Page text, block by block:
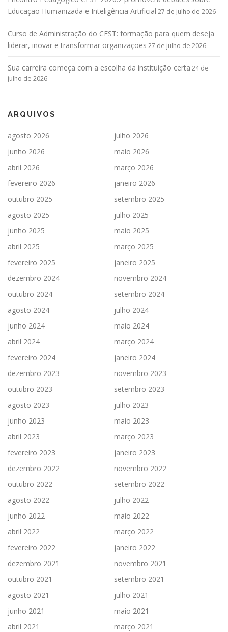
Educação Humanizada e Inteligência Artificial 27 de julho de 2026
Curso de Administração do CEST: formação para quem deseja
liderar, inovar e transformar organizações 27 de julho de 2026
Sua carreira começa com a escolha da instituição certa 24 de
julho de 2026
ARQUIVOS
agosto 2026
julho 2026
junho 2026
maio 2026
abril 2026
março 2026
fevereiro 2026
janeiro 2026
outubro 2025
setembro 2025
agosto 2025
julho 2025
junho 2025
maio 2025
abril 2025
março 2025
fevereiro 2025
janeiro 2025
dezembro 2024
novembro 2024
outubro 2024
setembro 2024
agosto 2024
julho 2024
junho 2024
maio 2024
abril 2024
março 2024
fevereiro 2024
janeiro 2024
dezembro 2023
novembro 2023
outubro 2023
setembro 2023
agosto 2023
julho 2023
junho 2023
maio 2023
abril 2023
março 2023
fevereiro 2023
janeiro 2023
dezembro 2022
novembro 2022
outubro 2022
setembro 2022
agosto 2022
julho 2022
junho 2022
maio 2022
abril 2022
março 2022
fevereiro 2022
janeiro 2022
dezembro 2021
novembro 2021
outubro 2021
setembro 2021
agosto 2021
julho 2021
junho 2021
maio 2021
abril 2021
março 2021